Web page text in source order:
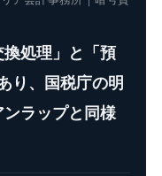
処理」と「預
り、国税庁の明
ラップと同様